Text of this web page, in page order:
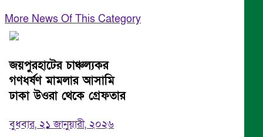
More News Of This Category
জয়পুরহাটের চাঞ্চল্যকর
গণধর্ষণ মামলার আসামি
ঢাকা উওরা থেকে গ্রেফতার
বুধবার, ২১ জানুয়ারী, ২০২৬